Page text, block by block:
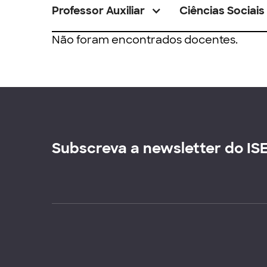
Professor Auxiliar Ciências Sociais
Não foram encontrados docentes.
Subscreva a newsletter do